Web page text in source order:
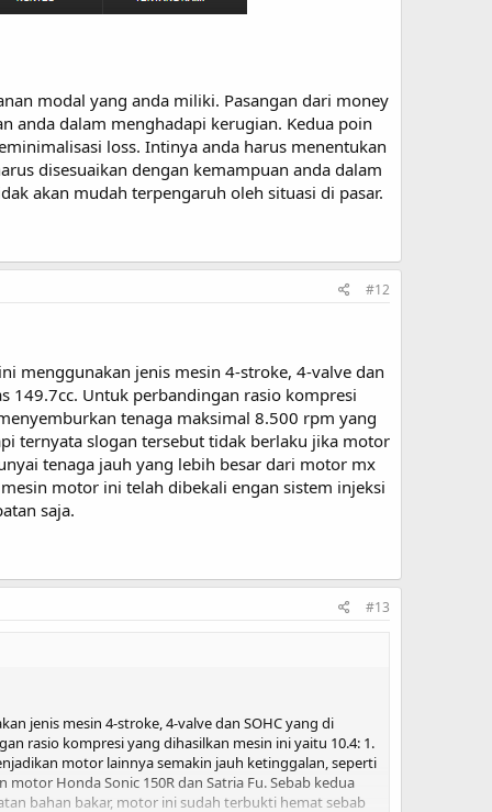
modal yang anda miliki. Pasangan dari money
anda dalam menghadapi kerugian. Kedua poin
loss. Intinya anda harus menentukan
disesuaikan dengan kemampuan anda dalam
akan mudah terpengaruh oleh situasi di pasar.
#12
menggunakan jenis mesin 4-stroke, 4-valve dan
149.7cc. Untuk perbandingan rasio kompresi
tenaga maksimal 8.500 rpm yang
ternyata slogan tersebut tidak berlaku jika motor
tenaga jauh yang lebih besar dari motor mx
motor ini telah dibekali engan sistem injeksi
saja.
#13
jenis mesin 4-stroke, 4-valve dan SOHC yang di
rasio kompresi yang dihasilkan mesin ini yaitu 10.4: 1.
motor lainnya semakin jauh ketinggalan, seperti
Honda Sonic 150R dan Satria Fu. Sebab kedua
bahan bakar, motor ini sudah terbukti hemat sebab